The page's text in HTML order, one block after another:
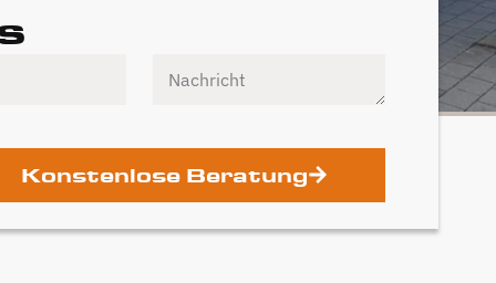
Konstenlose Beratung